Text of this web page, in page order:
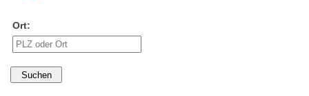
Ort: